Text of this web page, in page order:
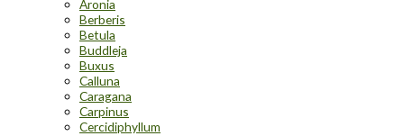
Aronia
Berberis
Betula
Buddleja
Buxus
Calluna
Caragana
Carpinus
Cercidiphyllum